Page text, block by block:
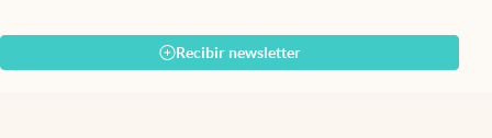
Recibir newsletter